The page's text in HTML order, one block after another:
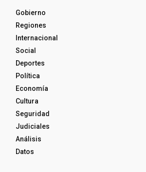
Gobierno
Regiones
Internacional
Social
Deportes
Política
Economía
Cultura
Seguridad
Judiciales
Análisis
Datos